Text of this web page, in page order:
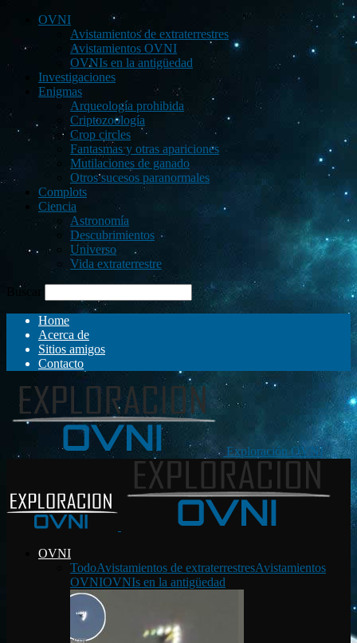
OVNI
Avistamientos de extraterrestres
Avistamientos OVNI
OVNIs en la antigüedad
Investigaciones
Enigmas
Arqueología prohibida
Criptozoología
Crop circles
Fantasmas y otras apariciones
Mutilaciones de ganado
Otros sucesos paranormales
Complots
Ciencia
Astronomía
Descubrimientos
Universo
Vida extraterrestre
Buscar
Home
Acerca de
Sitios amigos
Contacto
Exploración OVNI
OVNI
TodoAvistamientos de extraterrestresAvistamientos
OVNIOVNIs en la antigüedad